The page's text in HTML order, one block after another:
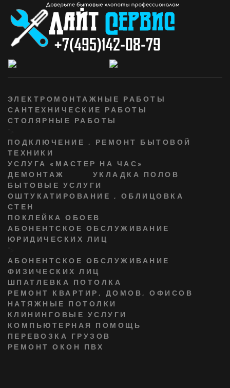
ЭЛЕКТРОМОНТАЖНЫЕ РАБОТЫ
САНТЕХНИЧЕСКИЕ РАБОТЫ
СТОЛЯРНЫЕ РАБОТЫ
ПОДКЛЮЧЕНИЕ , РЕМОНТ БЫТОВОЙ
ТЕХНИКИ
УСЛУГА «МАСТЕР НА ЧАС»
ДЕМОНТАЖ
УКЛАДКА ПОЛОВ
БЫТОВЫЕ УСЛУГИ
ОШТУКАТИРОВАНИЕ , ОБЛИЦОВКА
СТЕН
ПОКЛЕЙКА ОБОЕВ
АБОНЕНТСКОЕ ОБСЛУЖИВАНИЕ
ЮРИДИЧЕСКИХ ЛИЦ
АБОНЕНТСКОЕ ОБСЛУЖИВАНИЕ
ФИЗИЧЕСКИХ ЛИЦ
ШПАТЛЕВКА ПОТОЛКА
РЕМОНТ КВАРТИР, ДОМОВ, ОФИСОВ
НАТЯЖНЫЕ ПОТОЛКИ
КЛИНИНГОВЫЕ УСЛУГИ
КОМПЬЮТЕРНАЯ ПОМОЩЬ
ПЕРЕВОЗКА ГРУЗОВ
РЕМОНТ ОКОН ПВХ